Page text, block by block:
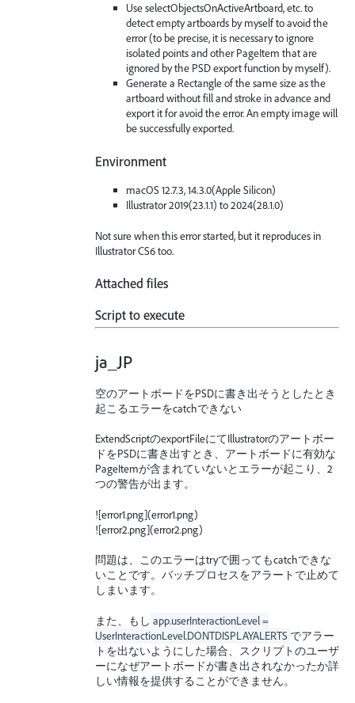
Use selectObjectsOnActiveArtboard, etc. to
detect empty artboards by myself to avoid the
error (to be precise, it is necessary to ignore
isolated points and other PageItem that are
ignored by the PSD export function by myself).
Generate a Rectangle of the same size as the
artboard without fill and stroke in advance and
export it for avoid the error. An empty image will
be successfully exported.
Environment
macOS 12.7.3, 14.3.0(Apple Silicon)
Illustrator 2019(23.1.1) to 2024(28.1.0)
Not sure when this error started, but it reproduces in
Illustrator CS6 too.
Attached files
Script to execute
ja_JP
空のアートボードをPSDに書き出そうとしたとき
起こるエラーをcatchできない
ExtendScriptのexportFileにてIllustratorのアートボー
ドをPSDに書き出すとき、アートボードに有効な
PageItemが含まれていないとエラーが起こり、2
つの警告が出ます。
![error1.png](error1.png)
![error2.png](error2.png)
問題は、このエラーはtryで囲ってもcatchできな
いことです。バッチプロセスをアラートで止めて
しまいます。
また、もし app.userInteractionLevel =
UserInteractionLevel.DONTDISPLAYALERTS でアラー
トを出ないようにした場合、スクリプトのユーザ
ーになぜアートボードが書き出されなかったか詳
しい情報を提供することができません。